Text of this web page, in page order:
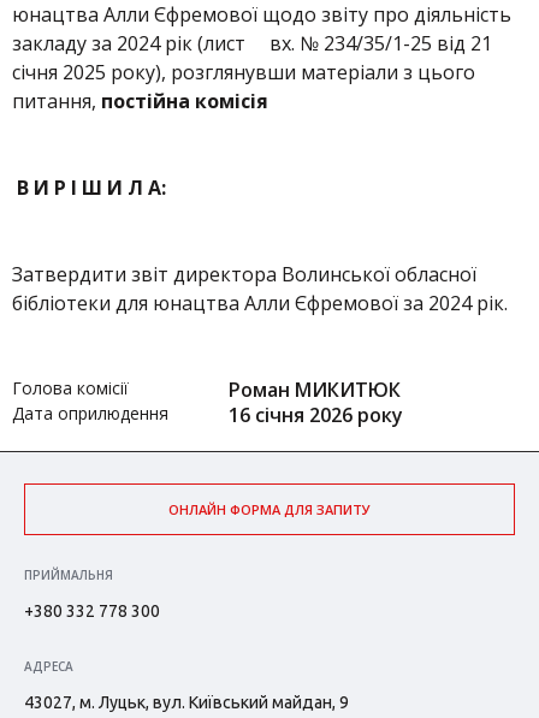
юнацтва Алли Єфремової щодо звіту про діяльність
закладу за 2024 рік (лист вх. № 234/35/1-25 від 21
січня 2025 року), розглянувши матеріали з цього
питання, постійна комісія
В И Р І Ш И Л А:
Затвердити звіт директора Волинської обласної
бібліотеки для юнацтва Алли Єфремової за 2024 рік.
Голова комісії Роман МИКИТЮК
Дата оприлюдення 16 січня 2026 року
ОНЛАЙН ФОРМА ДЛЯ ЗАПИТУ
ПРИЙМАЛЬНЯ
+380 332 778 300
АДРЕСА
43027, м. Луцьк, вул. Київський майдан, 9